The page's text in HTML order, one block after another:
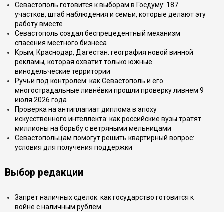
Севастополь готовится к выборам в Госдуму: 187
участков, штаб наблюдения и семьи, которые делают эту
работу вместе
Севастополь создал беспрецедентный механизм
спасения местного бизнеса
Крым, Краснодар, Дагестан: география новой винной
рекламы, которая охватит только южные
винодельческие территории
Ручьи под контролем: как Севастополь и его
многострадальные ливнёвки прошли проверку ливнем 9
июля 2026 года
Проверка на антиплагиат диплома в эпоху
искусственного интеллекта: как российские вузы тратят
миллионы на борьбу с ветряными мельницами
Севастопольцам помогут решить квартирный вопрос:
условия для получения поддержки
Выбор редакции
Запрет наличных сделок: как государство готовится к
войне с наличным рублём